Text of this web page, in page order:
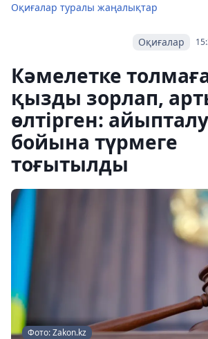
Оқиғалар туралы жаңалықтар
Оқиғалар
Кәмелетке
қызды зорлап,
өлтірген:
бойына түрмеге
тоғытылды
Фото: Zakon.kz